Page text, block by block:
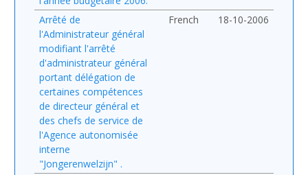
Arrêté de
l'Administrateur général
modifiant l'arrêté
d'administrateur général
portant délégation de
certaines compétences
de directeur général et
des chefs de service de
l'Agence autonomisée
interne
"Jongerenwelzijn" .
French 18-10-2006